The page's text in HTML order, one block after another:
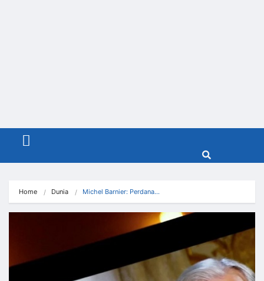
Menu
Home Dunia Michel Barnier: Perdana…